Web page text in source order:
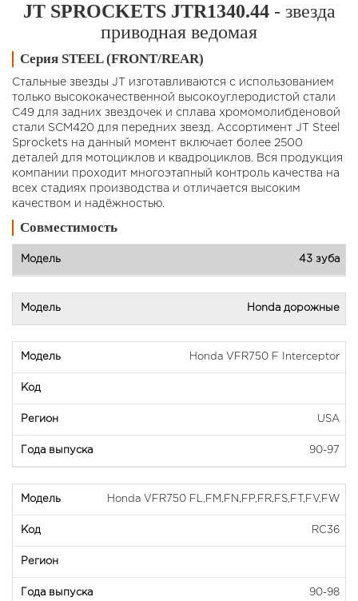
JT SPROCKETS JTR1340.44- звезда
приводная ведомая
Серия STEEL (FRONT/REAR)
Стальные звезды JT изготавливаются с использованием
только высококачественной высокоуглеродистой стали
C49 для задних звездочек и сплава хромомолибденовой
стали SCM420 для передних звезд. Ассортимент JT Steel
Sprockets на данный момент включает более 2500
деталей для мотоциклов и квадроциклов. Вся продукция
компании проходит многоэтапный контроль качества на
всех стадиях производства и отличается высоким
качеством и надёжностью.
Совместимость
43 зуба
Honda дорожные
Honda VFR750 F Interceptor
USA
90-97
Honda VFR750 FL,FM,FN,FP,FR,FS,FT,FV,FW
RC36
90-98